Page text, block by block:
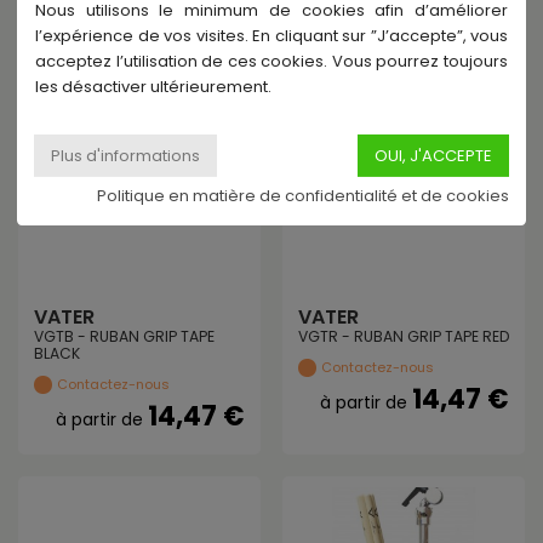
View View
VATER
VGTB - RUBAN GRIP TAPE
BLACK
Contactez-nous
à partir de 14,47 €
VATER
VGTR - RUBAN GRIP TAPE RED
Contactez-nous
à partir de 14,47 €
Nous utilisons le minimum de cookies afin d’améliorer
l’expérience de vos visites. En cliquant sur ”J’accepte”, vous
acceptez l’utilisation de ces cookies. Vous pourrez toujours
les désactiver ultérieurement.
Politique en matière de confidentialité et de cookies